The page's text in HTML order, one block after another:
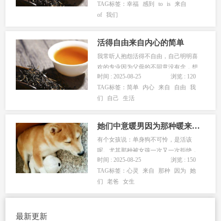
TAG标签：幸福 感到 to is
来自
of 我们
活得自由来自内心的简单
我常听人抱怨活得不自由，自己明明喜
欢的专业因为父母的不同意没有念，想
出行的愿望因为工作不能实现，因为带
孩子哪里也去不了.......一切的一切都是
外部原因，可事实上我们真的没有选择
孩童一样生活真的就不行？...
时间 : 2025-08-25
浏览 : 120
TAG标签：简单 内心 来自 自由
我
们
自己 生活
她们中意暖男因为那种暖来自心灵的无私馈赠
有个女孩说：单身狗不可怜，是活该
呢。尤其那种被女孩一次又一次拒绝，
沦落单身狗的男孩。你们真的没有想过
自己的问题吗？是你的表达出了问题？
一起长大的小伙伴都二胎，二婚了，你
时间 : 2025-08-25
浏览 : 150
TAG标签：心灵 来自 那种 因为
她
们
老爸 女生
最新更新